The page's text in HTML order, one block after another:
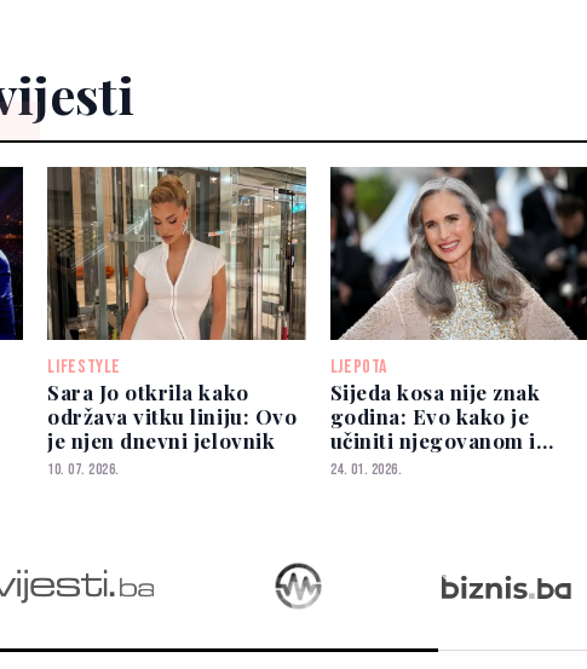
LIFESTYLE
Sara Jo otkrila kako
održava vitku liniju: Ovo
je njen dnevni jelovnik
10. 07. 2026.
LJEPOTA
Sijeda kosa nije znak
godina: Evo kako je
učiniti njegovanom i
modernom
24. 01. 2026.